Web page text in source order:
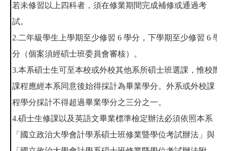
若未修習以上四科者，須在修業期間完成補修或通過考
試。
2.二年級學生上學期至少修習 6 學分，下學期至少修習 6 學
分（個案須經碩士班委員會審核）。
3.本系碩士生可至本校或外校其他系所碩士班選課，惟校際
課程應經本系同意後始得採計為畢業學分。外系或外校課
程學分採計不得超過畢業學分之三分之一。
4.碩士生修課以及英語文畢業標準檢定辦法必須依照本系
「國立政治大學會計學系碩士班修業暨學位考試辦法」與